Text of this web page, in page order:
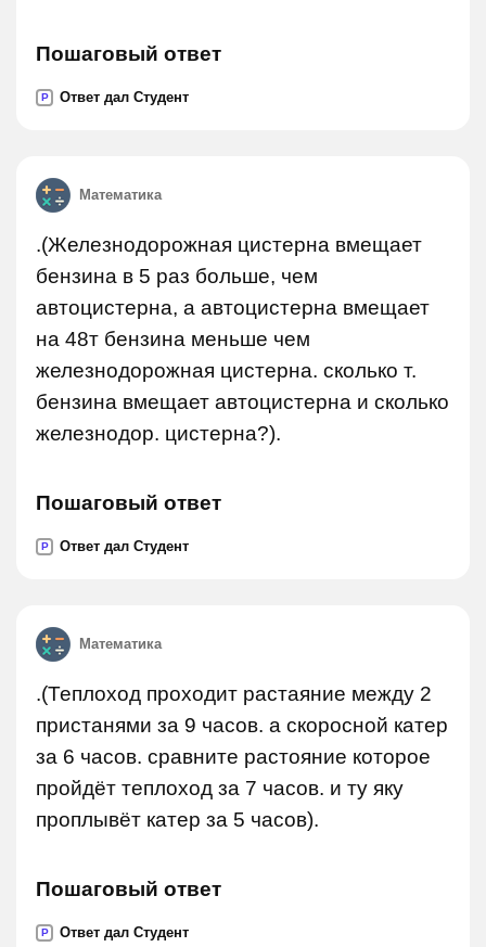
Пошаговый ответ
P Ответ дал Студент
Математика
.(Железнодорожная цистерна вмещает
бензина в 5 раз больше, чем
автоцистерна, а автоцистерна вмещает
на 48т бензина меньше чем
железнодорожная цистерна. сколько т.
бензина вмещает автоцистерна и сколько
железнодор. цистерна?).
Пошаговый ответ
P Ответ дал Студент
Математика
.(Теплоход проходит растаяние между 2
пристанями за 9 часов. а скоросной катер
за 6 часов. сравните растояние которое
пройдёт теплоход за 7 часов. и ту яку
проплывёт катер за 5 часов).
Пошаговый ответ
P Ответ дал Студент